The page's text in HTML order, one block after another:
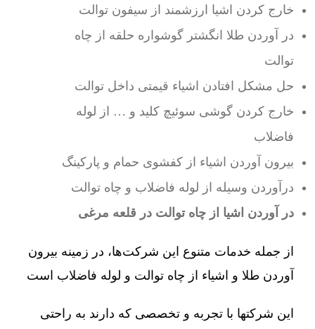
خارج کردن اشیا ارزشمند از سیفون توالت
در آوردن طلا انگشتر گوشواره حلقه از چاه
توالت
حل مشکل افتادن اشیاء قیمتی داخل توالت
خارج کردن گوشی سوئیچ کلید و … از لوله
فاضلاب
بیرون آوردن اشیاء از کفشوی حمام و پارکینگ
درآوردن وسیله از لوله فاضلاب و چاه توالت
در آوردن اشیا از چاه توالت در قلعه مرغی
از جمله خدمات متنوع این شرکت‌ها، در زمینه بیرون
آوردن طلا و اشیاء از چاه توالت و لوله فاضلاب است
این شرکتها با تجربه و تخصصی که دارند به راحتی